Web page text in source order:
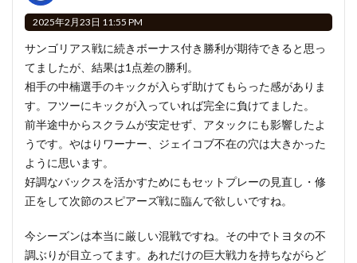
2025年2月23日 11:55 PM
サンゴリアス戦に続きボーナス付き勝利が期待できると思っ
てましたが、結果は1点差の勝利。
相手の中楠選手のキックが入らず助けてもらった感がありま
す。フツーにキックが入っていれば完全に負けてました。
前半途中からスクラムが安定せず、アタックにも影響したよ
うです。やはりワーナー、ジェイコブ不在の穴は大きかった
ように思います。
好調なバックスを活かすためにもセットプレーの見直し・修
正をして次節のスピアーズ戦に臨んで欲しいですね。
今シーズンは本当に厳しい混戦ですね。その中でトヨタの不
調ぶりが目立ってます。あれだけの巨大戦力を持ちながらど